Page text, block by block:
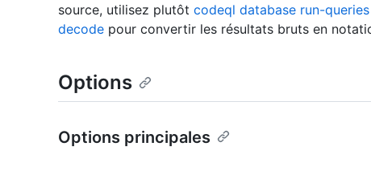
source, utilisez plutôt codeql database run-queries
decode pour convertir les résultats bruts en
Options
Options principales